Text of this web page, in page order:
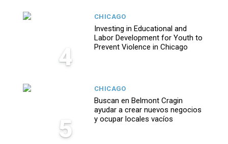
4
CHICAGO
Investing in Educational and
Labor Development for Youth to
Prevent Violence in Chicago
5
CHICAGO
Buscan en Belmont Cragin
ayudar a crear nuevos negocios
y ocupar locales vacíos